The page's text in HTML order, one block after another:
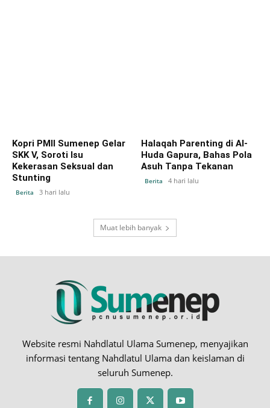
Kopri PMII Sumenep Gelar
SKK V, Soroti Isu
Kekerasan Seksual dan
Stunting
Berita 3 hari lalu
Halaqah Parenting di Al-
Huda Gapura, Bahas Pola
Asuh Tanpa Tekanan
Berita 4 hari lalu
Muat lebih banyak
Website resmi Nahdlatul Ulama Sumenep, menyajikan
informasi tentang Nahdlatul Ulama dan keislaman di
seluruh Sumenep.